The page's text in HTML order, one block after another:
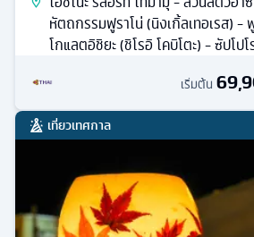
หัตถกรรมฟูราโน่ (นิงเกิ้ลเทอเรส) -
โกแลตอิชิยะ (ชิโรอิ โคบิโตะ) - ซัปโป
เริ่มต้น
เที่ยวเทศกาล